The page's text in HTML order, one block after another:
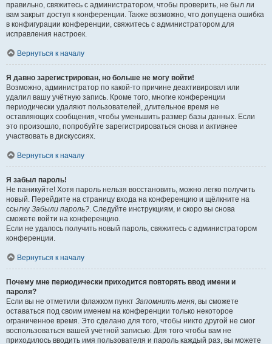
правильно, свяжитесь с администратором, чтобы проверить, не был ли
вам закрыт доступ к конференции. Также возможно, что допущена ошибка
в конфигурации конференции, свяжитесь с администратором для
исправления настроек.
Вернуться к началу
Я давно зарегистрирован, но больше не могу войти!
Возможно, администратор по какой-то причине деактивировал или
удалил вашу учётную запись. Кроме того, многие конференции
периодически удаляют пользователей, длительное время не
оставляющих сообщения, чтобы уменьшить размер базы данных. Если
это произошло, попробуйте зарегистрироваться снова и активнее
участвовать в дискуссиях.
Вернуться к началу
Я забыл пароль!
Не паникуйте! Хотя пароль нельзя восстановить, можно легко получить
новый. Перейдите на страницу входа на конференцию и щёлкните на
ссылку Забыли пароль?. Следуйте инструкциям, и скоро вы снова
сможете войти на конференцию.
Если не удалось получить новый пароль, свяжитесь с администратором
конференции.
Вернуться к началу
Почему мне периодически приходится повторять ввод имени и
пароля?
Если вы не отметили флажком пункт Запомнить меня, вы сможете
оставаться под своим именем на конференции только некоторое
ограниченное время. Это сделано для того, чтобы никто другой не смог
воспользоваться вашей учётной записью. Для того чтобы вам не
приходилось вводить имя пользователя и пароль каждый раз, вы можете